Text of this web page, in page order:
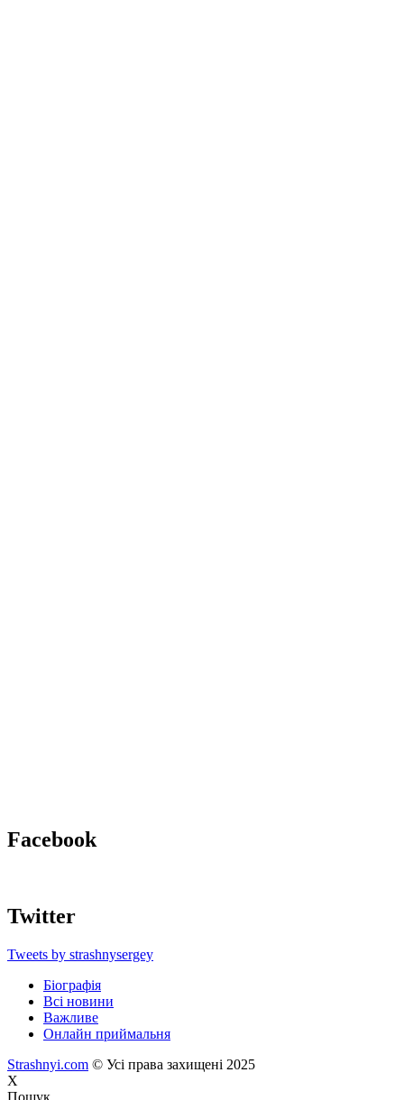
Facebook
Twitter
Tweets by strashnysergey
Біографія
Всі новини
Важливе
Онлайн приймальня
Strashnyi.com © Усі права захищені 2025
X
Пошук